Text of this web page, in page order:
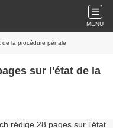
MENU
de la procédure pénale
sur l'état de la